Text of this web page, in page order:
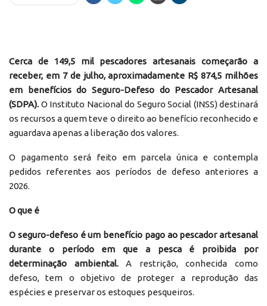
Cerca de 149,5 mil pescadores artesanais começarão a
receber, em 7 de julho, aproximadamente R$ 874,5 milhões
em benefícios do Seguro-Defeso do Pescador Artesanal
(SDPA). O Instituto Nacional do Seguro Social (INSS) destinará
os recursos a quem teve o direito ao benefício reconhecido e
aguardava apenas a liberação dos valores.
O pagamento será feito em parcela única e contempla
pedidos referentes aos períodos de defeso anteriores a
2026.
O que é
O seguro-defeso é um benefício pago ao pescador artesanal
durante o período em que a pesca é proibida por
determinação ambiental.A restrição, conhecida como
defeso, tem o objetivo de proteger a reprodução das
espécies e preservar os estoques pesqueiros.